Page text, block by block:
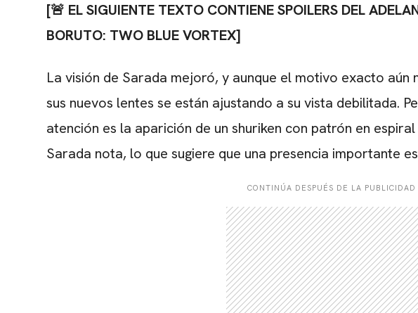
[🚨 EL SIGUIENTE TEXTO CONTIENE SPOILERS DEL
BORUTO: TWO BLUE VORTEX]
La visión de Sarada mejoró, y aunque el motivo exacto aún
sus nuevos lentes se están ajustando a su vista debilitada.
atención es la aparición de un shuriken con patrón en
Sarada nota, lo que sugiere que una presencia importante
CONTINÚA DESPUÉS DE LA PUBLICIDAD